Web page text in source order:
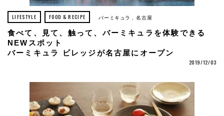
LIFESTYLE FOOD & RECIPE バーミキュラ 名古屋
食べて、見て、触って、バーミキュラを体験できる
NEWスポット
バーミキュラ ビレッジが名古屋にオープン
2019/12/03